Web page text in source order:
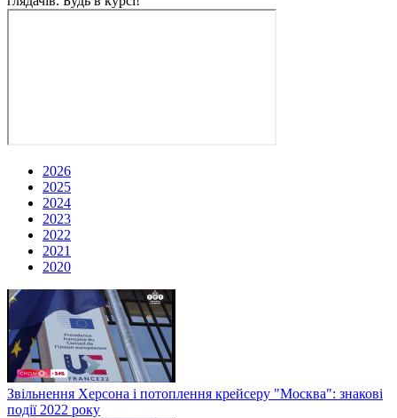
2026
2025
2024
2023
2022
2021
2020
Звільнення Херсона і потоплення крейсеру "Москва": знакові
події 2022 року